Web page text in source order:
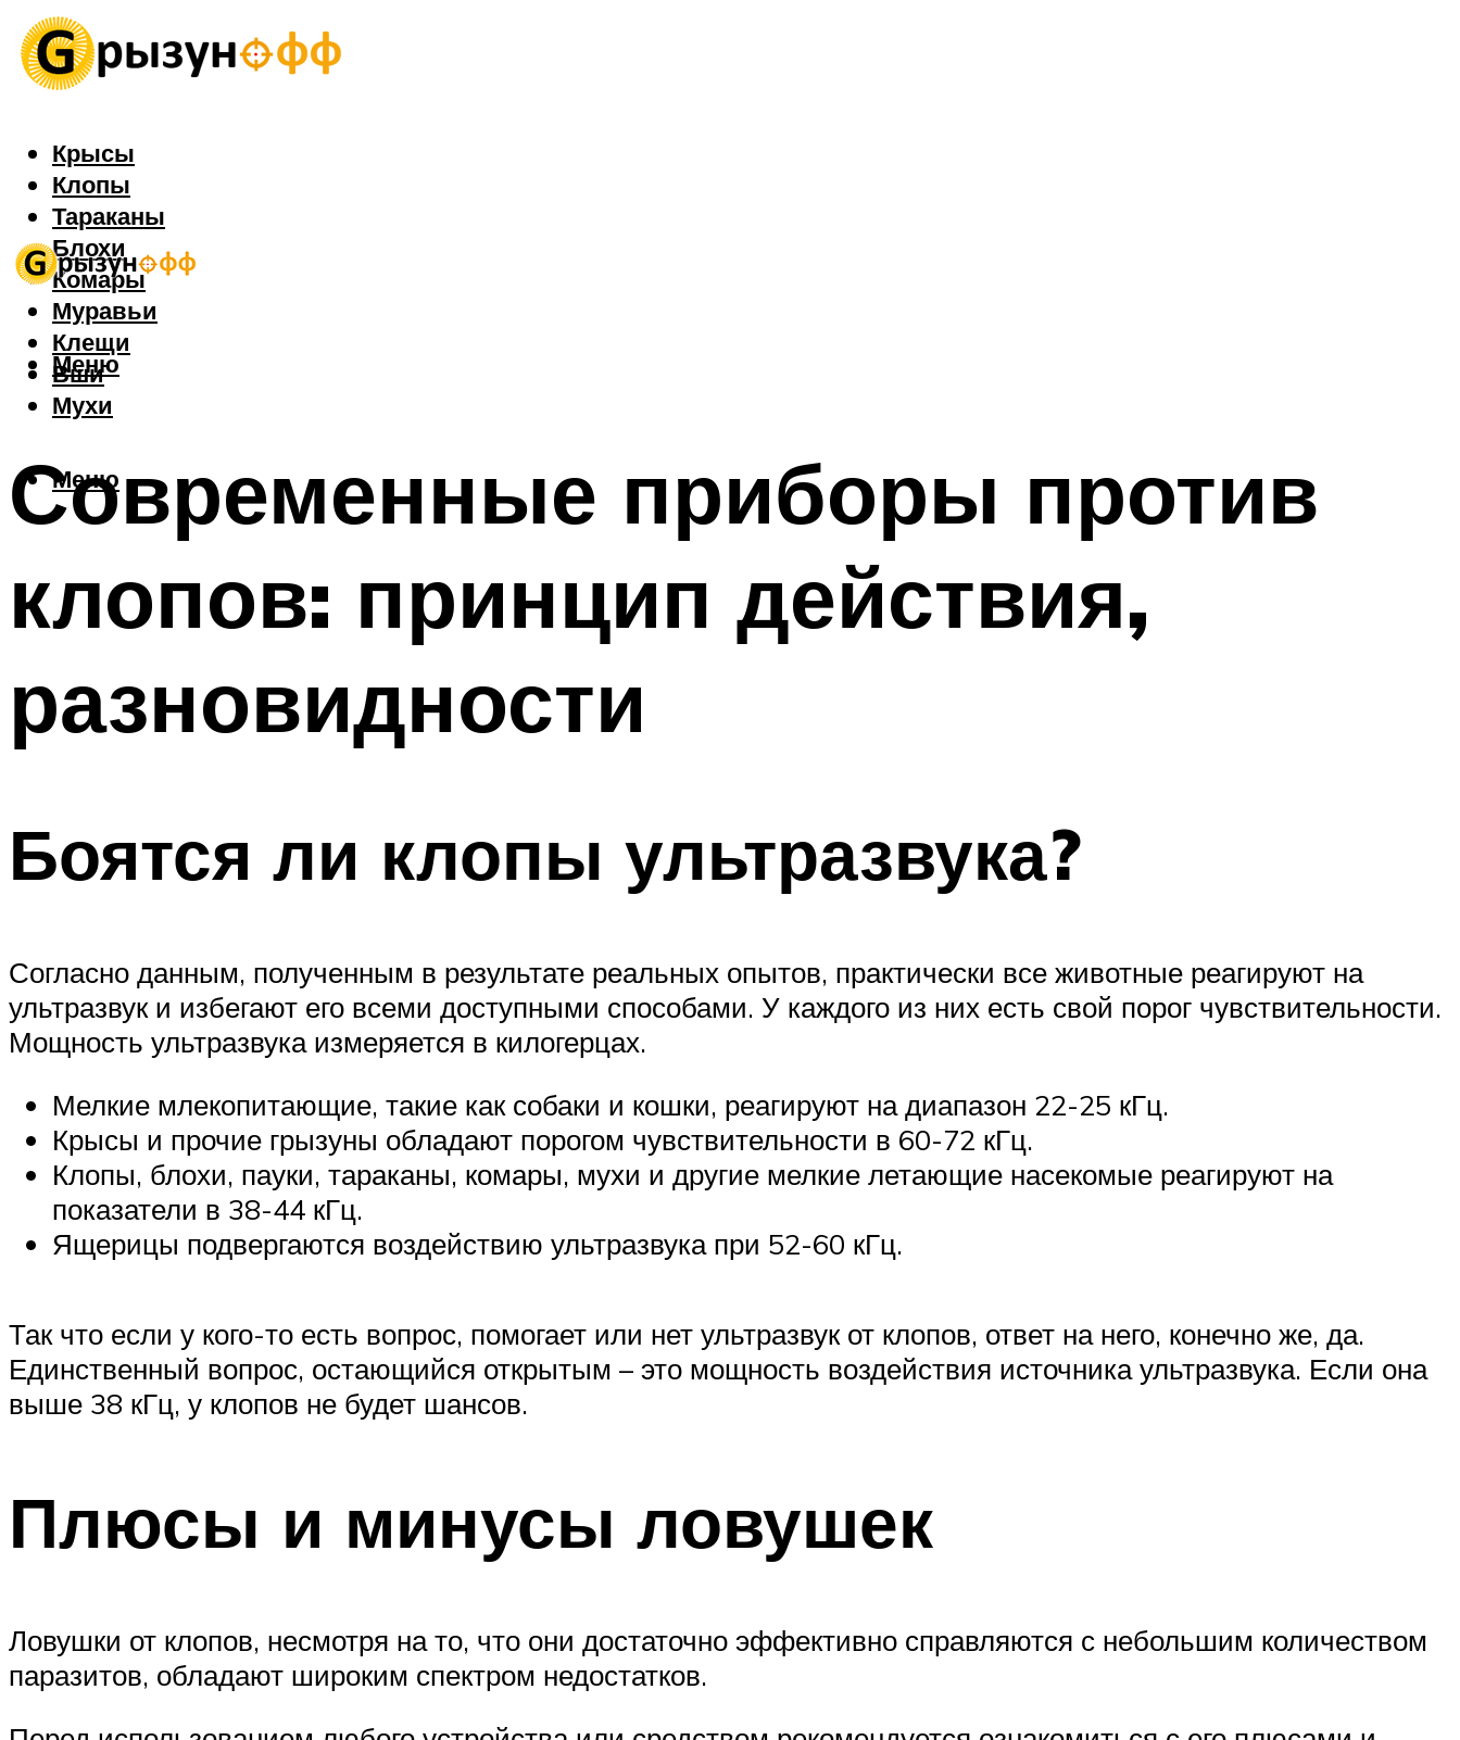
Крысы
Клопы
Тараканы
Блохи
Комары
Муравьи
Клещи
Вши
Мухи
Меню
Меню
Современные приборы против
клопов: принцип действия,
разновидности
Боятся ли клопы ультразвука?
Согласно данным, полученным в результате реальных опытов, практически все животные реагируют на
ультразвук и избегают его всеми доступными способами. У каждого из них есть свой порог чувствительности.
Мощность ультразвука измеряется в килогерцах.
Мелкие млекопитающие, такие как собаки и кошки, реагируют на диапазон 22-25 кГц.
Крысы и прочие грызуны обладают порогом чувствительности в 60-72 кГц.
Клопы, блохи, пауки, тараканы, комары, мухи и другие мелкие летающие насекомые реагируют на
показатели в 38-44 кГц.
Ящерицы подвергаются воздействию ультразвука при 52-60 кГц.
Так что если у кого-то есть вопрос, помогает или нет ультразвук от клопов, ответ на него, конечно же, да.
Единственный вопрос, остающийся открытым – это мощность воздействия источника ультразвука. Если она
выше 38 кГц, у клопов не будет шансов.
Плюсы и минусы ловушек
Ловушки от клопов, несмотря на то, что они достаточно эффективно справляются с небольшим количеством
паразитов, обладают широким спектром недостатков.